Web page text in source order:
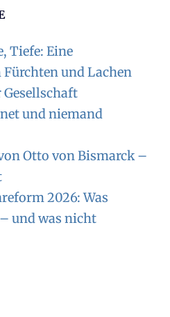
Tiefe: Eine
und Lachen
Gesellschaft
und niemand
Otto von Bismarck –
2026: Was
und was nicht